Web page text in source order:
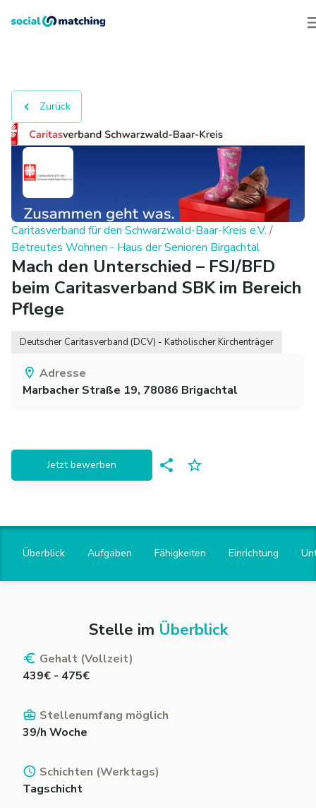
Zurück
Caritasverband für den Schwarzwald-Baar-Kreis e.V. /
Betreutes Wohnen - Haus der Senioren Birgachtal
Mach den Unterschied – FSJ/BFD
beim Caritasverband SBK im Bereich
Pflege
Deutscher Caritasverband (DCV) - Katholischer Kirchenträger
Adresse
Marbacher Straße 19, 78086 Brigachtal
Jetzt bewerben
Überblick Aufgaben Fähigkeiten Einrichtung
Stelle im Überblick
Gehalt (Vollzeit)
439€ - 475€
Stellenumfang möglich
39/h Woche
Schichten (Werktags)
Tagschicht